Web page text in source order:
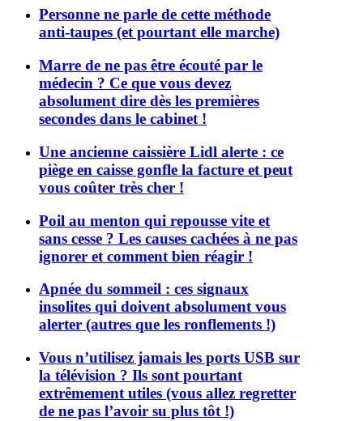
Personne ne parle de cette méthode
anti-taupes (et pourtant elle marche)
Marre de ne pas être écouté par le
médecin ? Ce que vous devez
absolument dire dès les premières
secondes dans le cabinet !
Une ancienne caissière Lidl alerte : ce
piège en caisse gonfle la facture et peut
vous coûter très cher !
Poil au menton qui repousse vite et
sans cesse ? Les causes cachées à ne pas
ignorer et comment bien réagir !
Apnée du sommeil : ces signaux
insolites qui doivent absolument vous
alerter (autres que les ronflements !)
Vous n’utilisez jamais les ports USB sur
la télévision ? Ils sont pourtant
extrêmement utiles (vous allez regretter
de ne pas l’avoir su plus tôt !)